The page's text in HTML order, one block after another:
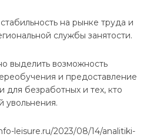
на рынке труда и
службы занятости.
выделить возможность
и предоставление
для безработных и тех, кто
увольнения.
leisure.ru/2023/08/14/analitiki-